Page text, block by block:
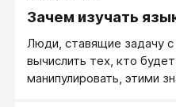
Зачем изучать
Люди, ставящие задачу
вычислить тех, кто
манипулировать, этими